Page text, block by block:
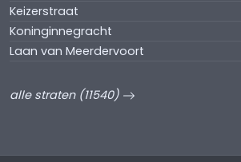
Keizerstraat
Koninginnegracht
Laan van Meerdervoort
alle straten (11540)